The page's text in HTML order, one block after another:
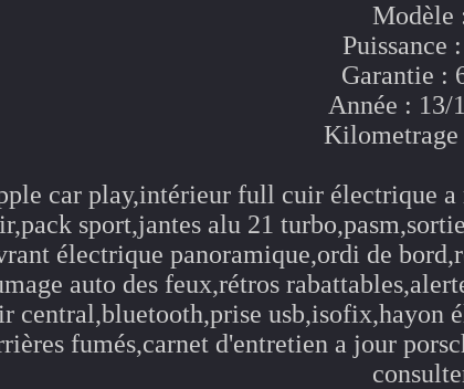
Modèle
Puissance
Garantie :
Année : 13/
Kilometrage
car play,intérieur full cuir électrique
sport,jantes alu 21
électrique panoramique,ordi de
auto des feux,rétros
central,bluetooth,prise usb,isofix,hayon
fumés,carnet d'entretien a jour